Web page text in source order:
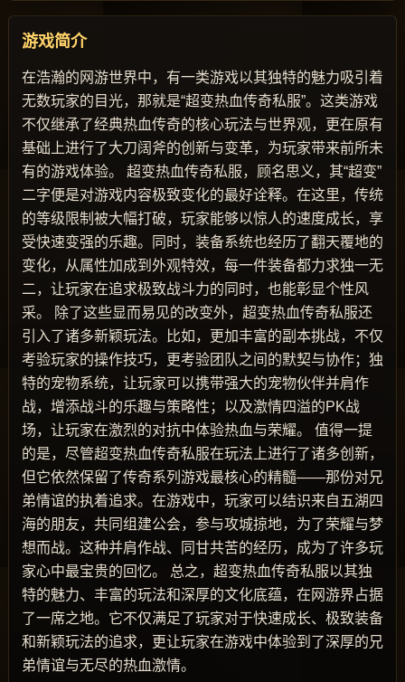
游戏简介
在浩瀚的网游世界中，有一类游戏以其独特的魅力吸引着
无数玩家的目光，那就是“超变热血传奇私服”。这类游戏
不仅继承了经典热血传奇的核心玩法与世界观，更在原有
基础上进行了大刀阔斧的创新与变革，为玩家带来前所未
有的游戏体验。 超变热血传奇私服，顾名思义，其“超变”
二字便是对游戏内容极致变化的最好诠释。在这里，传统
的等级限制被大幅打破，玩家能够以惊人的速度成长，享
受快速变强的乐趣。同时，装备系统也经历了翻天覆地的
变化，从属性加成到外观特效，每一件装备都力求独一无
二，让玩家在追求极致战斗力的同时，也能彰显个性风
采。 除了这些显而易见的改变外，超变热血传奇私服还
引入了诸多新颖玩法。比如，更加丰富的副本挑战，不仅
考验玩家的操作技巧，更考验团队之间的默契与协作；独
特的宠物系统，让玩家可以携带强大的宠物伙伴并肩作
战，增添战斗的乐趣与策略性；以及激情四溢的PK战
场，让玩家在激烈的对抗中体验热血与荣耀。 值得一提
的是，尽管超变热血传奇私服在玩法上进行了诸多创新，
但它依然保留了传奇系列游戏最核心的精髓——那份对兄
弟情谊的执着追求。在游戏中，玩家可以结识来自五湖四
海的朋友，共同组建公会，参与攻城掠地，为了荣耀与梦
想而战。这种并肩作战、同甘共苦的经历，成为了许多玩
家心中最宝贵的回忆。 总之，超变热血传奇私服以其独
特的魅力、丰富的玩法和深厚的文化底蕴，在网游界占据
了一席之地。它不仅满足了玩家对于快速成长、极致装备
和新颖玩法的追求，更让玩家在游戏中体验到了深厚的兄
弟情谊与无尽的热血激情。